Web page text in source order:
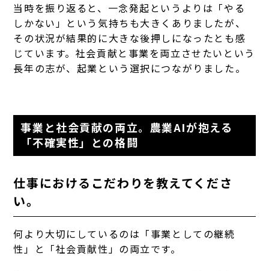
当時を振り返ると、一念発起というよりは「やる
しかない」という気持ちも大きくありましたが、
その状況が結果的に大きな後押しになったとも感
じています。社会貢献と事業を両立させたいという
長年の志が、起業という選択につながりました。
事業と社会貢献の両立。農業AIが抱える
「不確実性」との格闘
仕事におけるこだわりを教えてくださ
い。
何より大切にしているのは「事業としての継続
性」と「社会貢献性」の両立です。